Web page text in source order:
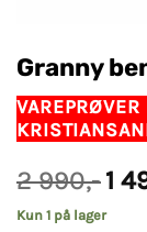
Granny
VAREPRØVER
2 990,- pris
var:
1
Kun 1 på lager